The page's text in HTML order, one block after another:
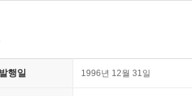
발행일 1996년 12월 31일